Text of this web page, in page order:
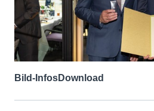
Bild-InfosDownload